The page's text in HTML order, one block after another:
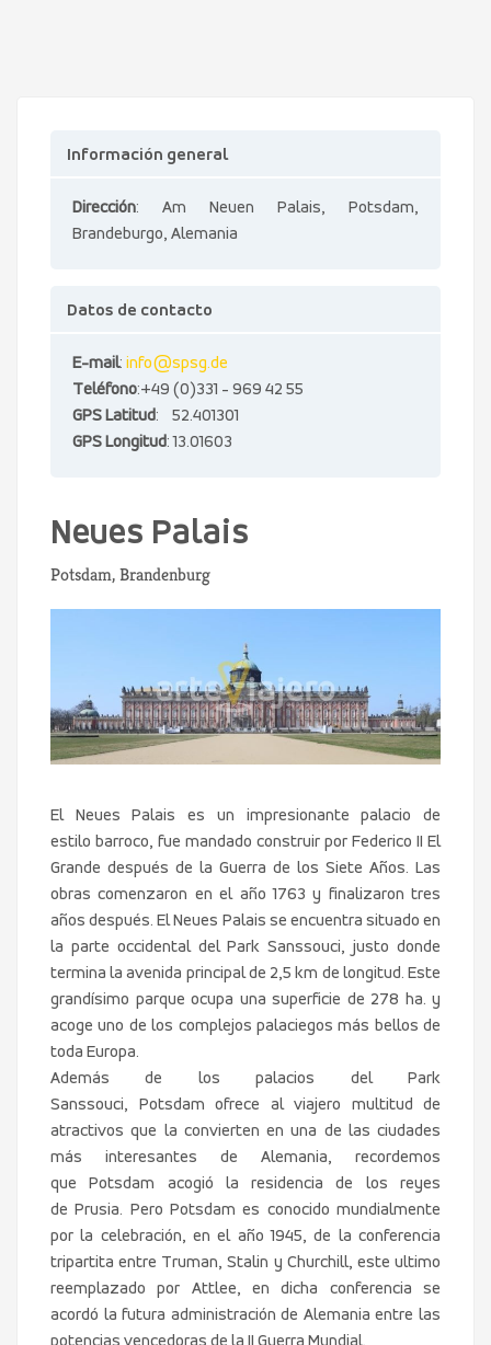
Información general
Dirección: Am Neuen Palais, Potsdam,
Brandeburgo, Alemania
Datos de contacto
E-mail: info@spsg.de
Teléfono:+49 (0)331 - 969 42 55
GPS Latitud: 52.401301
GPS Longitud: 13.01603
Neues Palais
Potsdam, Brandenburg
El Neues Palais es un impresionante palacio de
estilo barroco, fue mandado construir por Federico II El
Grande después de la Guerra de los Siete Años. Las
obras comenzaron en el año 1763 y finalizaron tres
años después. El Neues Palais se encuentra situado en
la parte occidental del Park Sanssouci, justo donde
termina la avenida principal de 2,5 km de longitud. Este
grandísimo parque ocupa una superficie de 278 ha. y
acoge uno de los complejos palaciegos más bellos de
toda Europa.
Además de los palacios del Park
Sanssouci, Potsdam ofrece al viajero multitud de
atractivos que la convierten en una de las ciudades
más interesantes de Alemania, recordemos
que Potsdam acogió la residencia de los reyes
de Prusia. Pero Potsdam es conocido mundialmente
por la celebración, en el año 1945, de la conferencia
tripartita entre Truman, Stalin y Churchill, este ultimo
reemplazado por Attlee, en dicha conferencia se
acordó la futura administración de Alemania entre las